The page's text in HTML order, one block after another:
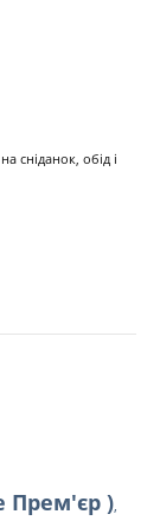
сніданок, обід і
Прем'єр ),